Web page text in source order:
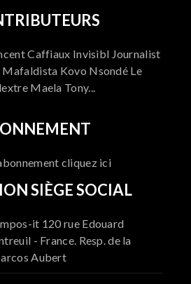
Caffiaux Invisibl Journalist
Mafaldista Kovo Nsondé Le
Maela Tony...
cliquez ici
SIÈGE SOCIAL
it 120 rue Edouard
- France. Resp. de la
Aubert